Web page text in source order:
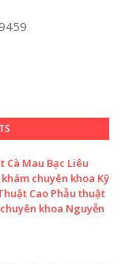
Mau Bạc Liêu
chuyên khoa Kỹ
Cao Phẫu thuật
khoa Nguyễn